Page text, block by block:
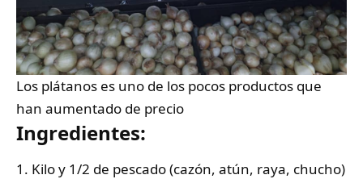
Los plátanos es uno de los pocos productos que
han aumentado de precio
Ingredientes:
Kilo y 1/2 de pescado (cazón, atún, raya, chucho)